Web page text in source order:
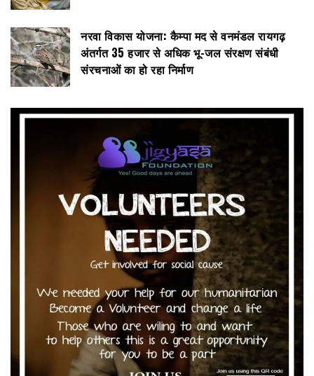
नरवा विकास योजना: कैम्पा मद से वनमंडल रायगढ़
अंतर्गत 35 हजार से अधिक भू-जल संरक्षण संबंधी
संरचनाओं का हो रहा निर्माण